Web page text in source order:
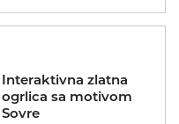
Interaktivna zlatna
ogrlica sa motivom
Sovre